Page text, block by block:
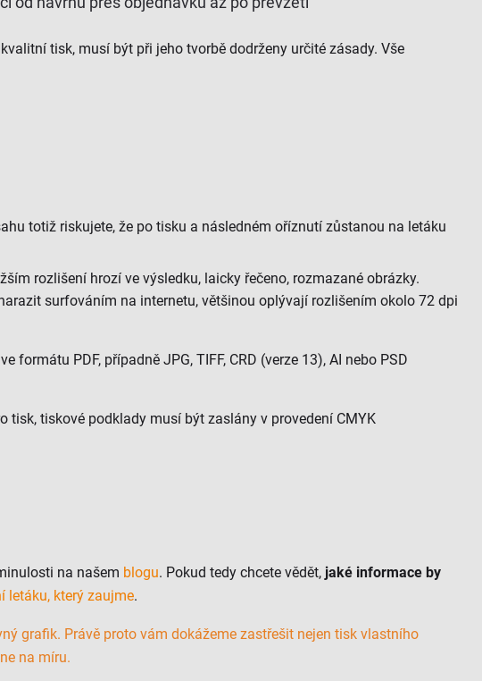
tisk, musí být při jeho tvorbě dodrženy určité zásady. Vše
totiž riskujete, že po tisku a následném oříznutí zůstanou na letáku
rozlišení hrozí ve výsledku, laicky řečeno, rozmazané obrázky.
surfováním na internetu, většinou oplývají rozlišením okolo 72 dpi
PDF, případně JPG, TIFF, CRD (verze 13), AI nebo PSD
tisk, tiskové podklady musí být zaslány v provedení CMYK
na našem blogu. Pokud tedy chcete vědět, jaké informace by
letáku, který zaujme.
grafik. Právě proto vám dokážeme zastřešit nejen tisk vlastního
na míru.